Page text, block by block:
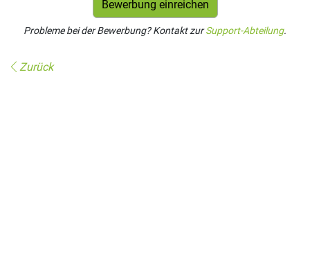
Probleme bei der Bewerbung? Kontakt zurSupport-Abteilung.
Zurück